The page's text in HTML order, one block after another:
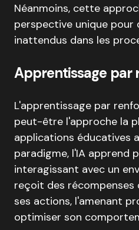
Néanmoins, cette
perspective unique pour
inattendus dans les
Apprentissage par
L'apprentissage par
peut-être l'approche la
applications éducatives
paradigme, l'IA apprend
interagissant avec un
reçoit des récompenses
ses actions, l'amenant
optimiser son